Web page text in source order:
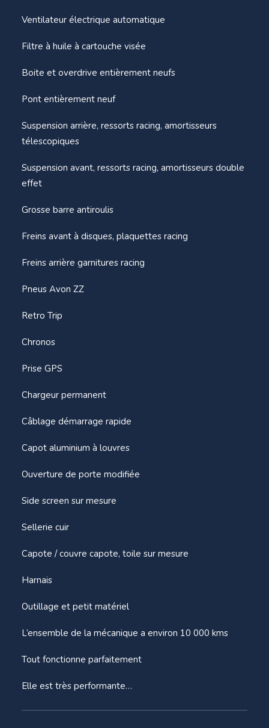
Ventilateur électrique automatique
Filtre à huile à cartouche visée
Boite et overdrive entièrement neufs
Pont entièrement neuf
Suspension arrière, ressorts racing, amortisseurs
télescopiques
Suspension avant, ressorts racing, amortisseurs double
effet
Grosse barre antiroulis
Freins avant à disques, plaquettes racing
Freins arrière garnitures racing
Pneus Avon ZZ
Retro Trip
Chronos
Prise GPS
Chargeur permanent
Câblage démarrage rapide
Capot aluminium à louvres
Ouverture de porte modifiée
Side screen sur mesure
Sellerie cuir
Capote / couvre capote, toile sur mesure
Harnais
Outillage et petit matériel
L’ensemble de la mécanique a environ 10 000 kms
Tout fonctionne parfaitement
Elle est très performante…